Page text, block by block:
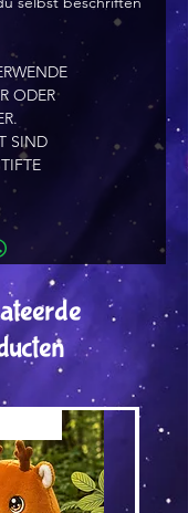
ODER
SIND